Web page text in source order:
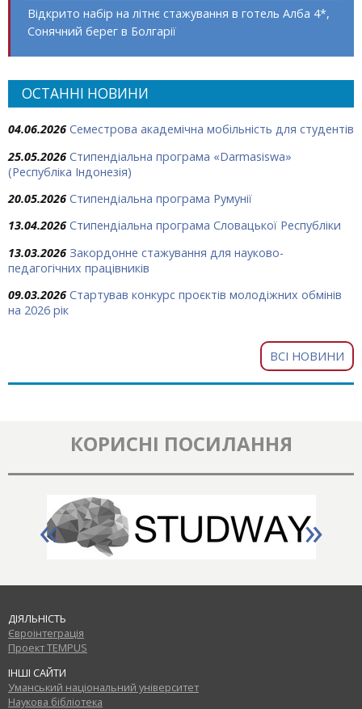
Відкрито набір на літнє стажування в готель Алба 4*,
Сонячний берег в Болгарії
ОСТАННІ НОВИНИ
04.06.2026 Семестрова академічна мобільність для студентів
25.05.2026 Стипендіальна програма «Darmasiswa»
(Республіка Індонезія)
20.05.2026 Стипендіальна програма Румунії
13.04.2026 Стипендіальна програма Словацької Республіки
13.03.2026 Закордонне стажування для науково-
педагогічних працівників
09.03.2026 Стартував конкурс проєктів молодіжних обмінів
на 2026 рік
ВСІ НОВИНИ
КОРИСНІ ПОСИЛАННЯ
« »
ДІЯЛЬНІСТЬ
Євроінтеграція
Проект TEMPUS
ІНШІ САЙТИ
Уманський національний університет
Наукова бібліотека